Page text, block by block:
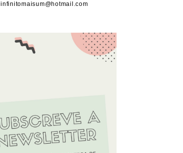
infinitomaisum@hotmail.com